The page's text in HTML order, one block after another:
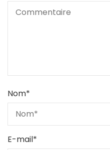
Nom*
E-mail*